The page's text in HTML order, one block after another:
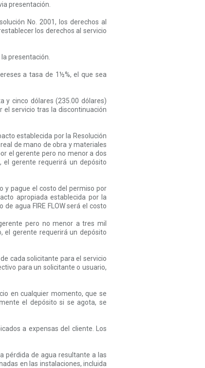
presentación.
No. 2001, los derechos al
los derechos al servicio
presentación.
a tasa de 1½%, el que sea
y cinco dólares (235.00 dólares)
el servicio tras la discontinuación
establecida por la Resolución
de mano de obra y materiales
el gerente pero no menor a dos
el gerente requerirá un depósito
y pague el costo del permiso por
apropiada establecida por la
agua FIRE FLOW será el costo
pero no menor a tres mil
el gerente requerirá un depósito
cada solicitante para el servicio
para un solicitante o usuario,
en cualquier momento, que se
el depósito si se agota, se
a expensas del cliente. Los
pérdida de agua resultante a las
en las instalaciones, incluida